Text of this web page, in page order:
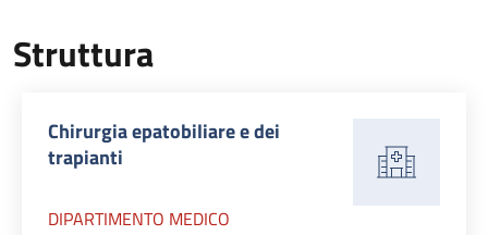
Struttura
Chirurgia epatobiliare e dei
trapianti
DIPARTIMENTO MEDICO